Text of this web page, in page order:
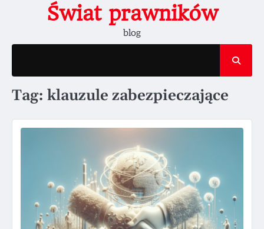
Świat prawników
blog
Tag: klauzule zabezpieczające